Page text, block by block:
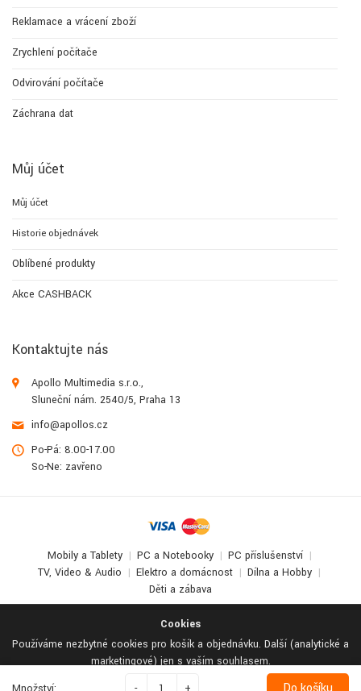
Cookies
Používáme nezbytné cookies pro košík a objednávku. Další (analytické a
marketingové) jen s vaším souhlasem.
Odmítnout vše Podrobné nastavení Přijmout vše
Reklamace a vrácení zboží
Zrychlení počítače
Odvirování počítače
Záchrana dat
Můj účet
Můj účet
Historie objednávek
Oblíbené produkty
Akce CASHBACK
Kontaktujte nás
Apollo Multimedia s.r.o.,
Sluneční nám. 2540/5, Praha 13
info@apollos.cz
Po-Pá: 8.00-17.00
So-Ne: zavřeno
Mobily a Tablety PC a Notebooky
PC příslušenství
TV, Video & Audio
Elektro a domácnost
Dílna a Hobby
Děti a zábava